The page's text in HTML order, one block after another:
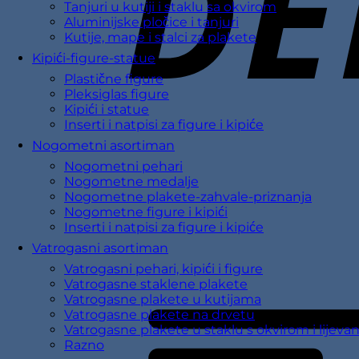
Tanjuri u kutiji i staklu sa okvirom
Aluminijske pločice i tanjuri
Kutije, mape i stalci za plakete
Kipići-figure-statue
Plastične figure
Pleksiglas figure
Kipići i statue
Inserti i natpisi za figure i kipiće
Nogometni asortiman
Nogometni pehari
Nogometne medalje
Nogometne plakete-zahvale-priznanja
Nogometne figure i kipići
Inserti i natpisi za figure i kipiće
Vatrogasni asortiman
Vatrogasni pehari, kipići i figure
Vatrogasne staklene plakete
Vatrogasne plakete u kutijama
Vatrogasne plakete na drvetu
Vatrogasne plakete u staklu s okvirom i
Razno